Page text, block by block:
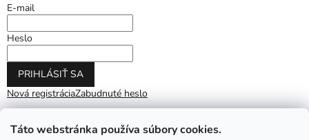
Táto webstránka používa súbory cookies.
E-mail
Heslo
PRIHLÁSIŤ SA
Nová registráciaZabudnuté heslo